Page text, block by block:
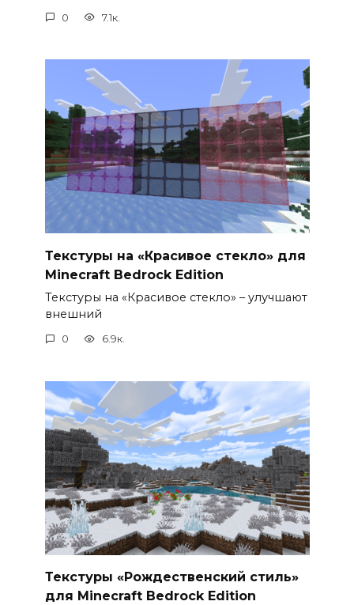
0 7.1к.
Текстуры на «Красивое стекло» для
Minecraft Bedrock Edition
Текстуры на «Красивое стекло» – улучшают
внешний
0 6.9к.
Текстуры «Рождественский стиль»
для Minecraft Bedrock Edition